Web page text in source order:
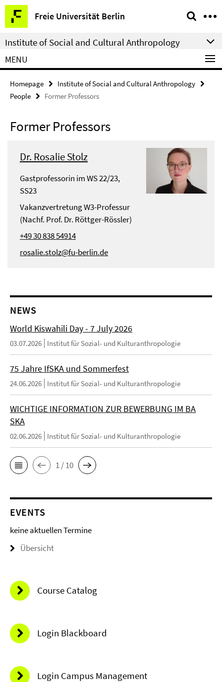
Springe
direkt
zu
Inhalt
Freie Universität Berlin
Service
Navigation
Institute of Social and Cultural Anthropology
MENU
Homepage
Institute of Social and Cultural Anthropology
People
Former Professors
Former Professors
Dr. Rosalie Stolz
Gastprofessorin im WS 22/23,
SS23
Vakanzvertretung W3-Professur
(Nachf. Prof. Dr. Röttger-Rössler)
+49 30 838 54914
rosalie.stolz@fu-berlin.de
NEWS
World Kiswahili Day - 7 July 2026
03.07.2026 Institut für Sozial- und Kulturanthropologie
75 Jahre IfSKA und Sommerfest
24.06.2026 Institut für Sozial- und Kulturanthropologie
WICHTIGE INFORMATION ZUR BEWERBUNG IM BA
SKA
02.06.2026 Institut für Sozial- und Kulturanthropologie
1 / 10
EVENTS
keine aktuellen Termine
Übersicht
Course Catalog
Login Blackboard
Login Campus Management